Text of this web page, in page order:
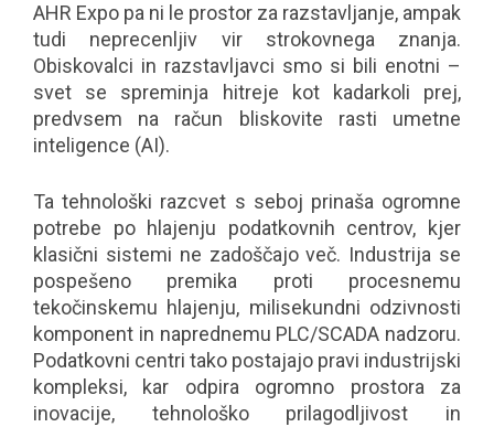
AHR Expo pa ni le prostor za razstavljanje, ampak
tudi neprecenljiv vir strokovnega znanja.
Obiskovalci in razstavljavci smo si bili enotni –
svet se spreminja hitreje kot kadarkoli prej,
predvsem na račun bliskovite rasti umetne
inteligence (AI).
Ta tehnološki razcvet s seboj prinaša ogromne
potrebe po hlajenju podatkovnih centrov, kjer
klasični sistemi ne zadoščajo več. Industrija se
pospešeno premika proti procesnemu
tekočinskemu hlajenju, milisekundni odzivnosti
komponent in naprednemu PLC/SCADA nadzoru.
Podatkovni centri tako postajajo pravi industrijski
kompleksi, kar odpira ogromno prostora za
inovacije, tehnološko prilagodljivost in